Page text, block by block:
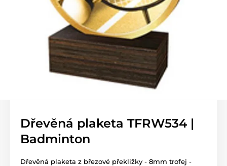
Dřevěná plaketa TFRW534 |
Badminton
Dřevěná plaketa z březové překližky - 8mm trofej -